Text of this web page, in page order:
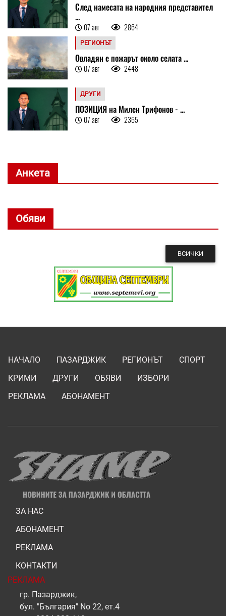
След намесата на народния представител
...
07 авг 2864
РЕГИОНЪТ
Овладян е пожарът около селата ...
07 авг 2448
ДРУГИ
ПОЗИЦИЯ на Милен Трифонов - ...
07 авг 2365
Анкета
Обяви
ВСИЧКИ
НАЧАЛО ПАЗАРДЖИК РЕГИОНЪТ
СПОРТ
КРИМИ
ДРУГИ ОБЯВИ
ИЗБОРИ
РЕКЛАМА
АБОНАМЕНТ
ЗА НАС
АБОНАМЕНТ
РЕКЛАМА
КОНТАКТИ
РЕКЛАМА
гр. Пазарджик,
бул. "България" No 22, ет.4